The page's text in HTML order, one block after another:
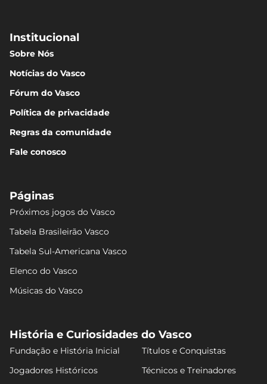
Institucional
Sobre Nós
Notícias do Vasco
Fórum do Vasco
Política de privacidade
Regras da comunidade
Fale conosco
Páginas
Próximos jogos do Vasco
Tabela Brasileirão Vasco
Tabela Sul-Americana Vasco
Elenco do Vasco
Músicas do Vasco
História e Curiosidades do Vasco
Fundação e História Inicial
Títulos e Conquistas
Jogadores Históricos
Técnicos e Treinadores